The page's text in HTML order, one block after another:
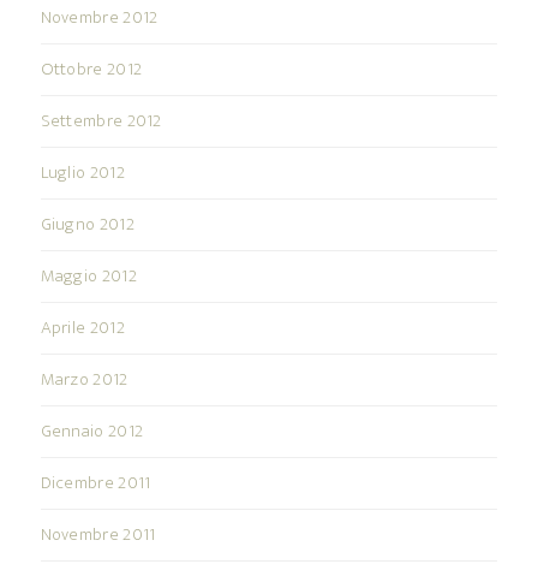
Novembre 2012
Ottobre 2012
Settembre 2012
Luglio 2012
Giugno 2012
Maggio 2012
Aprile 2012
Marzo 2012
Gennaio 2012
Dicembre 2011
Novembre 2011